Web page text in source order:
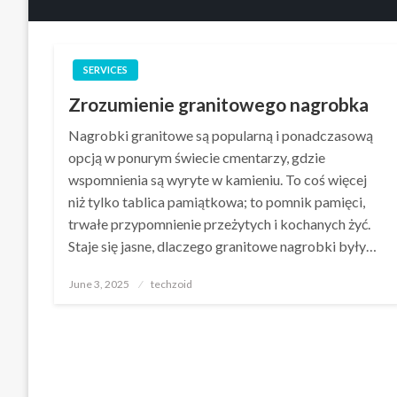
SERVICES
Zrozumienie granitowego nagrobka
Nagrobki granitowe są popularną i ponadczasową
opcją w ponurym świecie cmentarzy, gdzie
wspomnienia są wyryte w kamieniu. To coś więcej
niż tylko tablica pamiątkowa; to pomnik pamięci,
trwałe przypomnienie przeżytych i kochanych żyć.
Staje się jasne, dlaczego granitowe nagrobki były…
Posted
June 3, 2025 techzoid